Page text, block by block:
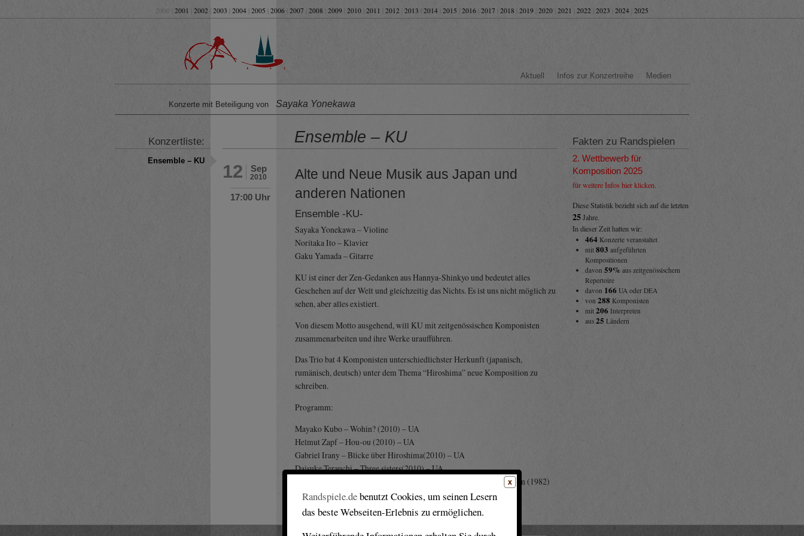
2000 | 2001 2002 2003 2004 2005 2006 2007 2008 2009 2010 2011 2012 2013 2014 2015 2016 2017 2018 2019 2020 2021 2022 2023 2024 2025
Aktuell Infos zur Konzertreihe Medien
Konzerte mit Beteiligung von Sayaka Yonekawa
Ensemble – KU
Sep
2010
12
17:00 Uhr
Alte und Neue Musik aus Japan und
anderen Nationen
Ensemble -KU-
Sayaka Yonekawa – Violine
Noritaka Ito – Klavier
Gaku Yamada – Gitarre
KU ist einer der Zen-Gedanken aus Hannya-Shinkyo und bedeutet alles
Geschehen auf der Welt und gleichzeitig das Nichts. Es ist uns nicht möglich zu
sehen, aber alles existiert.
Von diesem Motto ausgehend, will KU mit zeitgenössischen Komponisten
zusammenarbeiten und ihre Werke uraufführen.
Das Trio bat 4 Komponisten unterschiedlichster Herkunft (japanisch,
rumänisch, deutsch) unter dem Thema “Hiroshima” neue Komposition zu
schreiben.
Programm:
Mayako Kubo – Wohin? (2010) – UA
Helmut Zapf – Hou-ou (2010) – UA
Gabriel Irany – Blicke über Hiroshima(2010) – UA
Daisuke Terauchi – Three sisters(2010) – UA
Mayako Kubo – BACH Variationen II für Tonband und improvisation (1982)
Konzertliste:
Ensemble – KU
Fakten zu Randspielen
2. Wettbewerb für
Komposition 2025
für weitere Infos hier klicken.
Diese Statistik bezieht sich auf die letzten
25Jahre.
In dieser Zeit hatten wir:
464Konzerte veranstaltet
mit 803 aufgeführten
Kompositionen
davon 59%aus zeitgenössischem
Repertoire
davon 166UA oder DEA
von 288 Komponisten
mit 206Interpreten
aus 25 Ländern
Randspiele.debenutzt Cookies, um seinen Lesern
das beste Webseiten-Erlebnis zu ermöglichen.